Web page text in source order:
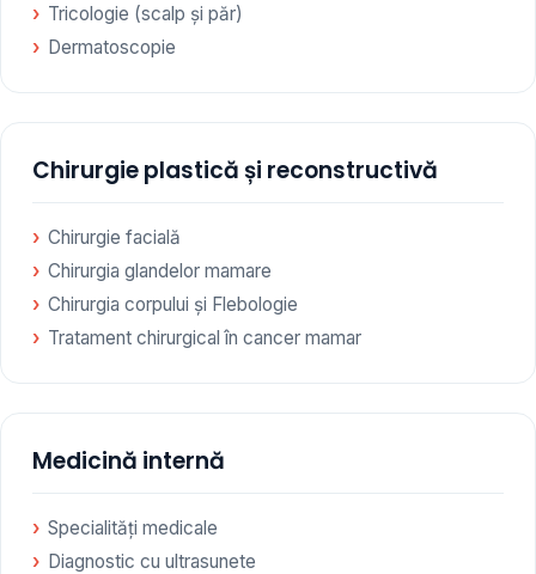
Tricologie (scalp și păr)
Dermatoscopie
Chirurgie plastică și reconstructivă
Chirurgie facială
Chirurgia glandelor mamare
Chirurgia corpului și Flebologie
Tratament chirurgical în cancer mamar
Medicină internă
Specialități medicale
Diagnostic cu ultrasunete